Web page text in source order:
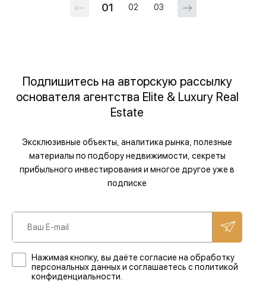
01 02 03
Подпишитесь на авторскую рассылку
основателя агентства Elite & Luxury Real
Estate
Эксклюзивные объекты, аналитика рынка, полезные
материалы по подбору недвижимости, секреты
прибыльного инвестирования и многое другое уже в
подписке
Нажимая кнопку, вы даёте согласие на обработку
персональных данных и соглашаетесь с политикой
конфиденциальности.